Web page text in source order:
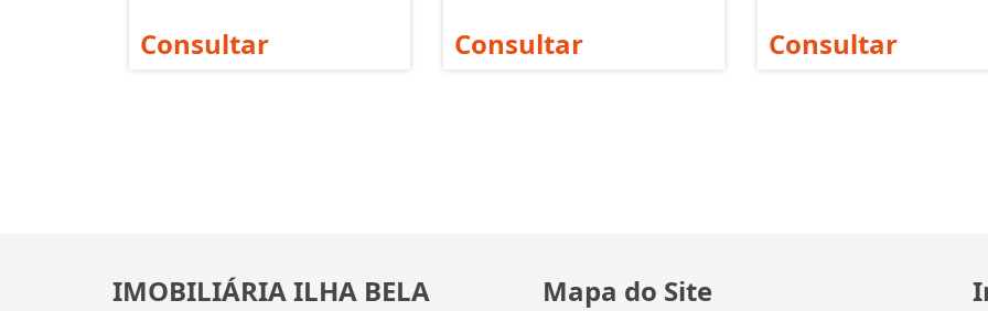
Consultar Consultar Consultar
IMOBILIÁRIA ILHA BELA Mapa do Site